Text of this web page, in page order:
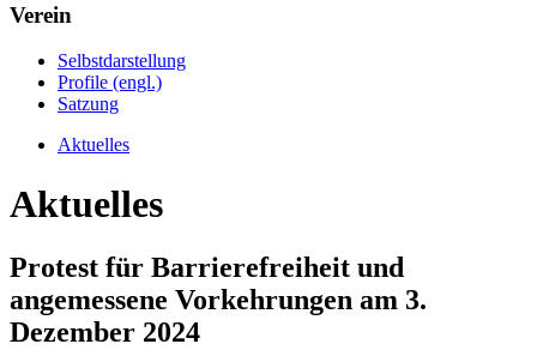
Verein
Selbstdarstellung
Profile (engl.)
Satzung
Aktuelles
Aktuelles
Protest für Barrierefreiheit und
angemessene Vorkehrungen am 3.
Dezember 2024